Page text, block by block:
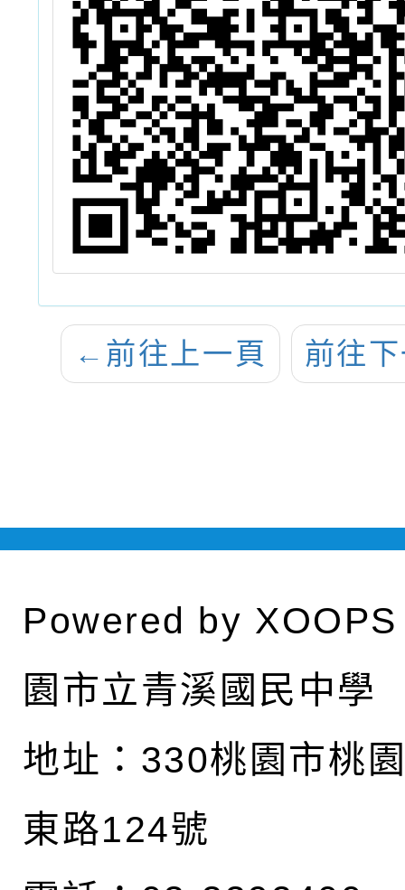
← 前往上一頁 前往
Powered by XOOPS
園市立青溪國民中學
地址： 330桃園市桃
東路124號